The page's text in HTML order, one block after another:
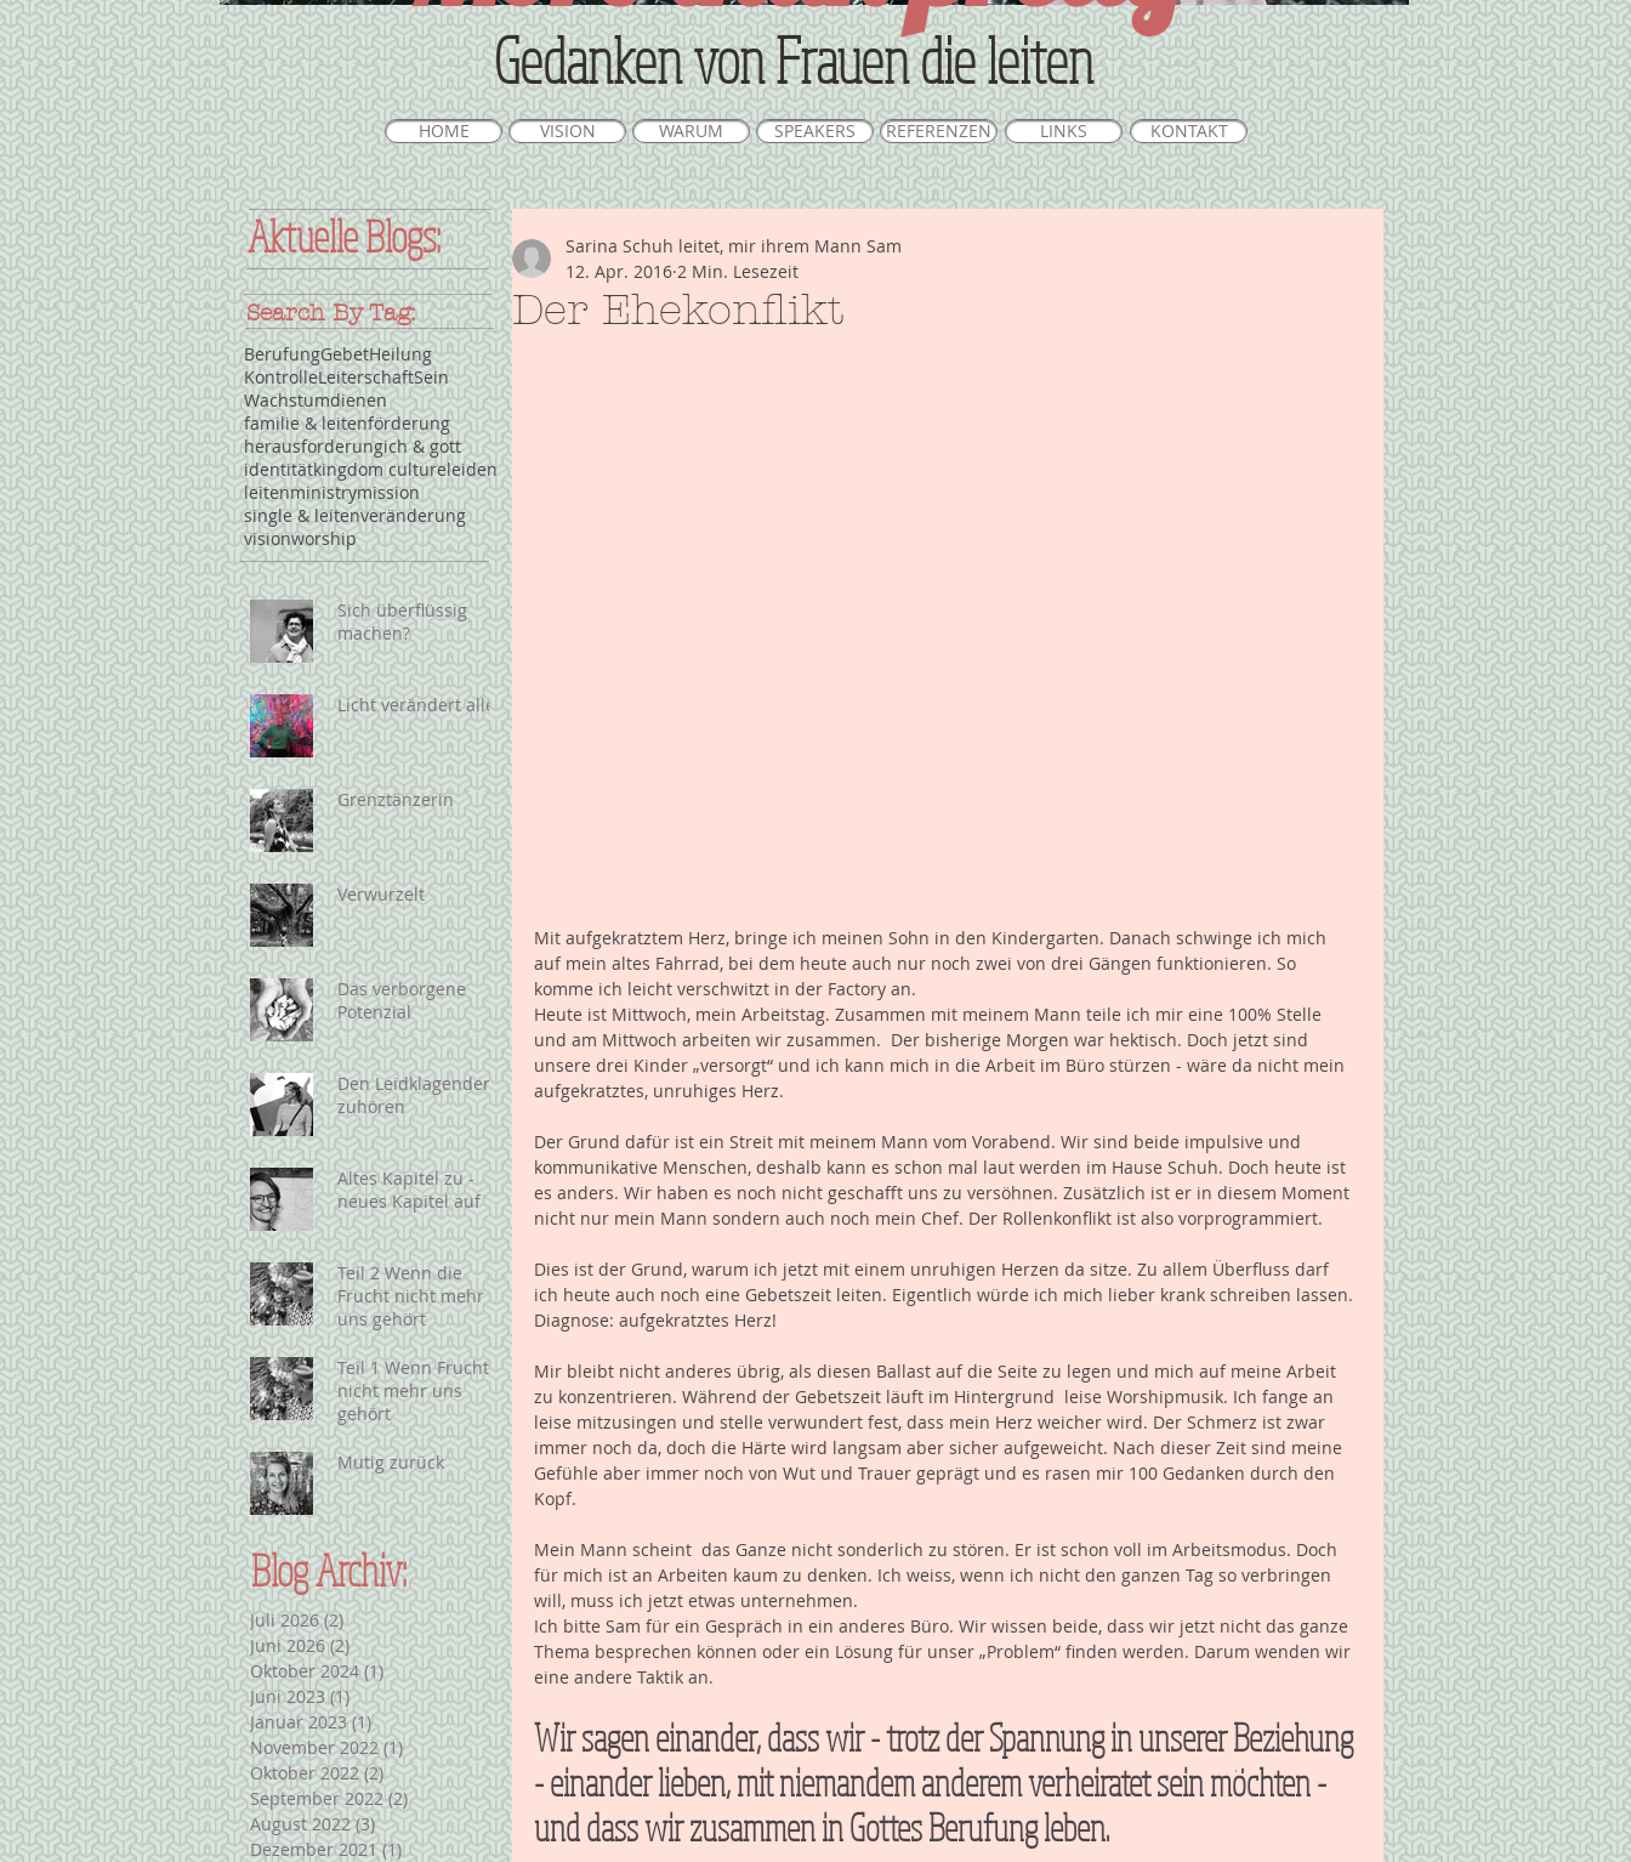
Gedanken von Frauen die leiten
HOME VISION WARUM SPEAKERS REFERENZEN LINKS KONTAKT
Aktuelle Blogs:
Search By Tag:
BerufungGebetHeilung
KontrolleLeiterschaftSein
Wachstumdienen
familie & leitenförderung
herausforderungich & gott
identitätkingdom cultureleiden
leitenministrymission
single & leitenveränderung
visionworship
Sich überflüssig
machen?
Licht verändert alles
Grenztänzerin
Verwurzelt
Das verborgene
Potenzial
Den Leidklagenden
zuhören
Altes Kapitel zu -
neues Kapitel auf
Teil 2 Wenn die
Frucht nicht mehr
uns gehört
Teil 1 Wenn Frucht
nicht mehr uns
gehört
Mutig zurück
Blog Archiv:
Juli 2026 (2)2 Beiträge
Juni 2026 (2)2 Beiträge
Oktober 2024 (1)1 Beitrag
Juni 2023 (1)1 Beitrag
Januar 2023 (1)1 Beitrag
November 2022 (1)1 Beitrag
Oktober 2022 (2)2 Beiträge
September 2022 (2)2 Beiträge
August 2022 (3)3 Beiträge
Dezember 2021 (1) 1 Beitrag
Der Ehekonflikt
Sarina Schuh leitet, mir ihrem Mann Sam
12. Apr. 2016 2 Min. Lesezeit
Mit aufgekratztem Herz, bringe ich meinen Sohn in den Kindergarten. Danach schwinge ich mich
auf mein altes Fahrrad, bei dem heute auch nur noch zwei von drei Gängen funktionieren. So
komme ich leicht verschwitzt in der Factory an.
Heute ist Mittwoch, mein Arbeitstag. Zusammen mit meinem Mann teile ich mir eine 100% Stelle
und am Mittwoch arbeiten wir zusammen.  Der bisherige Morgen war hektisch. Doch jetzt sind
unsere drei Kinder „versorgt“ und ich kann mich in die Arbeit im Büro stürzen - wäre da nicht mein
aufgekratztes, unruhiges Herz.
Der Grund dafür ist ein Streit mit meinem Mann vom Vorabend. Wir sind beide impulsive und
kommunikative Menschen, deshalb kann es schon mal laut werden im Hause Schuh. Doch heute ist
es anders. Wir haben es noch nicht geschafft uns zu versöhnen. Zusätzlich ist er in diesem Moment
nicht nur mein Mann sondern auch noch mein Chef. Der Rollenkonflikt ist also vorprogrammiert.
Dies ist der Grund, warum ich jetzt mit einem unruhigen Herzen da sitze. Zu allem Überfluss darf
ich heute auch noch eine Gebetszeit leiten. Eigentlich würde ich mich lieber krank schreiben lassen.
Diagnose: aufgekratztes Herz!
Mir bleibt nicht anderes übrig, als diesen Ballast auf die Seite zu legen und mich auf meine Arbeit
zu konzentrieren. Während der Gebetszeit läuft im Hintergrund  leise Worshipmusik. Ich fange an
leise mitzusingen und stelle verwundert fest, dass mein Herz weicher wird. Der Schmerz ist zwar
immer noch da, doch die Härte wird langsam aber sicher aufgeweicht. Nach dieser Zeit sind meine
Gefühle aber immer noch von Wut und Trauer geprägt und es rasen mir 100 Gedanken durch den
Kopf.
Mein Mann scheint  das Ganze nicht sonderlich zu stören. Er ist schon voll im Arbeitsmodus. Doch
für mich ist an Arbeiten kaum zu denken. Ich weiss, wenn ich nicht den ganzen Tag so verbringen
will, muss ich jetzt etwas unternehmen.
Ich bitte Sam für ein Gespräch in ein anderes Büro. Wir wissen beide, dass wir jetzt nicht das ganze
Thema besprechen können oder ein Lösung für unser „Problem“ finden werden. Darum wenden wir
eine andere Taktik an.
Wir sagen einander, dass wir - trotz der Spannung in unserer Beziehung
- einander lieben, mit niemandem anderem verheiratet sein möchten -
und dass wir zusammen in Gottes Berufung leben.